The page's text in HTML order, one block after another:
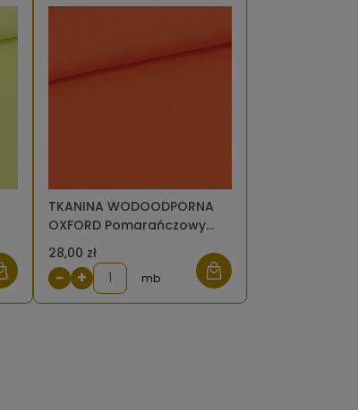
TKANINA WODOODPORNA
OXFORD Pomarańczowy
523
28,00 zł
− + mb